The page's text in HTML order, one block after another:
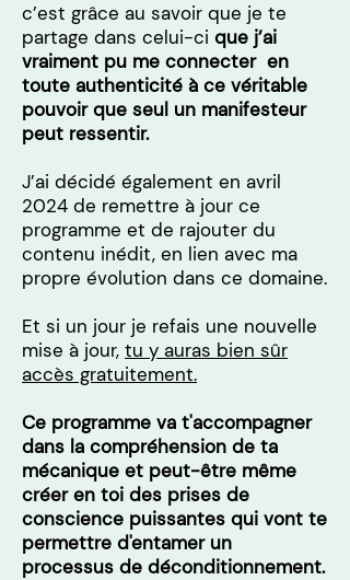
c’est grâce au savoir que je te
partage dans celui-ci que j’ai
vraiment pu me connecter en
toute authenticité à ce véritable
pouvoir que seul un manifesteur
peut ressentir.
J’ai décidé également en avril
2024 de remettre à jour ce
programme et de rajouter du
contenu inédit, en lien avec ma
propre évolution dans ce domaine.
Et si un jour je refais une nouvelle
mise à jour, tu y auras bien sûr
accès gratuitement.
Ce programme va t'accompagner
dans la compréhension de ta
mécanique et peut-être même
créer en toi des prises de
conscience puissantes qui vont te
permettre d'entamer un
processus de déconditionnement.